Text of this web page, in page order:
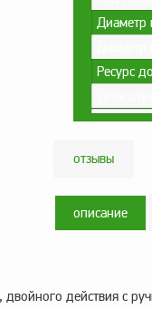
Диаметр
Ресурс
отзывы
описание
действия с